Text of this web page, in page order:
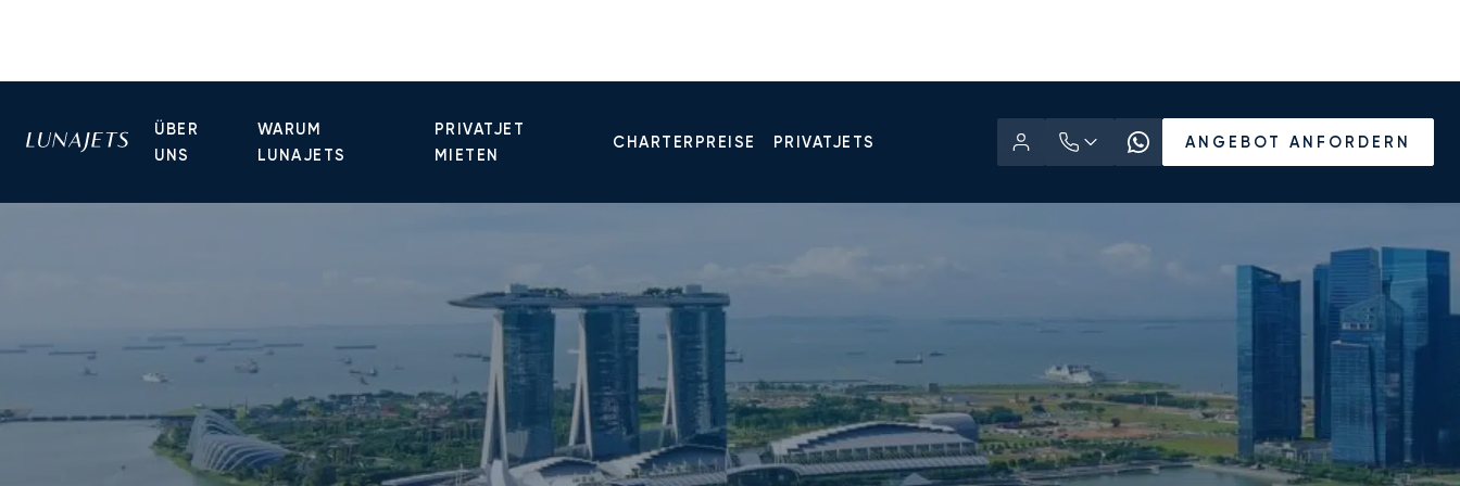
ÜBER
UNS
WARUM
LUNAJETS
PRIVATJET
MIETEN
CHARTERPREISE PRIVATJETS ANGEBOT ANFORDERN